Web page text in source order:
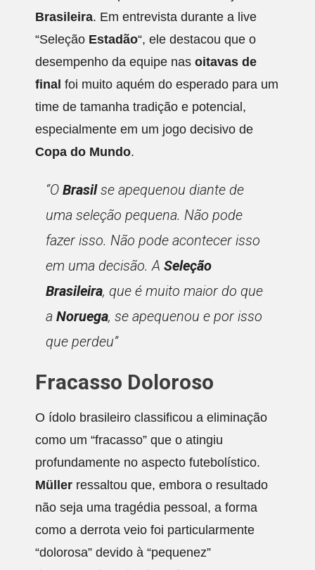
Brasileira. Em entrevista durante a live
“Seleção Estadão“, ele destacou que o
desempenho da equipe nas oitavas de
final foi muito aquém do esperado para um
time de tamanha tradição e potencial,
especialmente em um jogo decisivo de
Copa do Mundo.
“O Brasilse apequenou diante de
uma seleção pequena. Não pode
fazer isso. Não pode acontecer isso
em uma decisão. A Seleção
Brasileira, que é muito maior do que
a Noruega, se apequenou e por isso
que perdeu”
Fracasso Doloroso
O ídolo brasileiro classificou a eliminação
como um “fracasso” que o atingiu
profundamente no aspecto futebolístico.
Müller ressaltou que, embora o resultado
não seja uma tragédia pessoal, a forma
como a derrota veio foi particularmente
“dolorosa” devido à “pequenez”